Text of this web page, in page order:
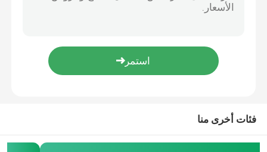
أكسيد الألومنيوم الابيض
حبات الزجاج العاكس
فئات أخرى منا